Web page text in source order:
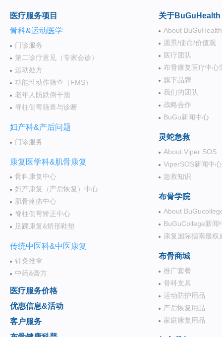
医疗服务项目
骨科&运动医学
门诊服务
第二诊疗意见（专家会诊）
运动处方
功能性动作筛查（FMS）
老年人防跌倒干预
脊柱侧弯筛查与诊断
妇产科&产后问题
门诊服务
康复医学科&肌骨康复
骨科康复中心
妇产康复（产后恢复）中心
肌骨疼痛中心
脊柱侧弯矫正中心
足踝康复&矫形鞋垫
传统中医科&中医康复
针灸推拿
中药&膏方
医疗服务价格
优惠信息&活动
客户服务
关于BuGuHealth
About BuGuHealth
愿景/使命/价值观
医疗团队
布骨康复医疗中心
旗下品牌
我们的团队
战略合作
BuGu新闻中心
灵蛇急救
About Viper SOS
ViperSOS新闻中心
急救知识
布骨学院
About
BuGuCollege新闻
康复国际指南最权
布骨商城
推广套餐
骨科支具
运动防护用品
产后恢复用品
家庭康复用品